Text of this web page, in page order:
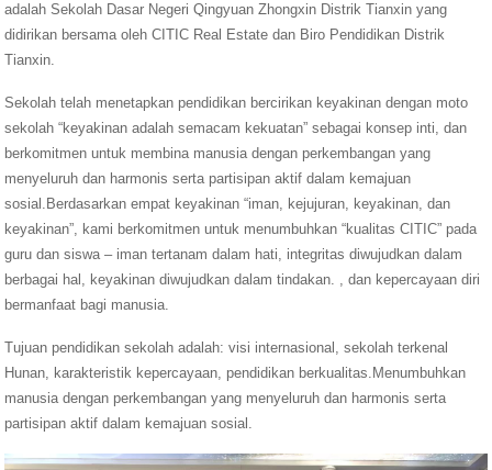
adalah Sekolah Dasar Negeri Qingyuan Zhongxin Distrik Tianxin yang
didirikan bersama oleh CITIC Real Estate dan Biro Pendidikan Distrik
Tianxin.
Sekolah telah menetapkan pendidikan bercirikan keyakinan dengan moto
sekolah “keyakinan adalah semacam kekuatan” sebagai konsep inti, dan
berkomitmen untuk membina manusia dengan perkembangan yang
menyeluruh dan harmonis serta partisipan aktif dalam kemajuan
sosial.Berdasarkan empat keyakinan “iman, kejujuran, keyakinan, dan
keyakinan”, kami berkomitmen untuk menumbuhkan “kualitas CITIC” pada
guru dan siswa – iman tertanam dalam hati, integritas diwujudkan dalam
berbagai hal, keyakinan diwujudkan dalam tindakan. , dan kepercayaan diri
bermanfaat bagi manusia.
Tujuan pendidikan sekolah adalah: visi internasional, sekolah terkenal
Hunan, karakteristik kepercayaan, pendidikan berkualitas.Menumbuhkan
manusia dengan perkembangan yang menyeluruh dan harmonis serta
partisipan aktif dalam kemajuan sosial.